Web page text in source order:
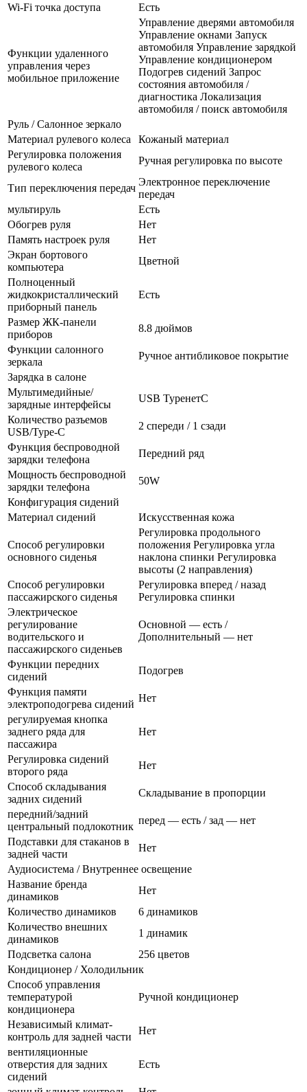
Wi-Fi точка доступа
Есть
Функции удаленного
управления через
мобильное приложение
Управление дверями автомобиля
Управление окнами Запуск
автомобиля Управление зарядкой
Управление кондиционером
Подогрев сидений Запрос
состояния автомобиля /
диагностика Локализация
автомобиля / поиск автомобиля
Руль / Салонное зеркало
Материал рулевого колеса
Кожаный материал
Регулировка положения
рулевого колеса
Ручная регулировка по высоте
Тип переключения передач
Электронное переключение
передач
мультируль
Есть
Обогрев руля
Нет
Память настроек руля
Нет
Экран бортового
компьютера
Цветной
Полноценный
жидкокристаллический
приборный панель
Есть
Размер ЖК-панели
приборов
8.8 дюймов
Функции салонного
зеркала
Ручное антибликовое покрытие
Зарядка в салоне
Мультимедийные/
зарядные интерфейсы
USB TypeнетC
Количество разъемов
USB/Type-C
2 спереди / 1 сзади
Функция беспроводной
зарядки телефона
Передний ряд
Мощность беспроводной
зарядки телефона
50W
Конфигурация сидений
Материал сидений
Искусственная кожа
Способ регулировки
основного сиденья
Регулировка продольного
положения Регулировка угла
наклона спинки Регулировка
высоты (2 направления)
Способ регулировки
пассажирского сиденья
Регулировка вперед / назад
Регулировка спинки
Электрическое
регулирование
водительского и
пассажирского сиденьев
Основной — есть /
Дополнительный — нет
Функции передних
сидений
Подогрев
Функция памяти
электроподогрева сидений
Нет
регулируемая кнопка
заднего ряда для
пассажира
Нет
Регулировка сидений
второго ряда
Нет
Способ складывания
задних сидений
Складывание в пропорции
передний/задний
центральный подлокотник
перед — есть / зад — нет
Подставки для стаканов в
задней части
Нет
Аудиосистема / Внутреннее освещение
Название бренда
динамиков
Нет
Количество динамиков
6 динамиков
Количество внешних
динамиков
1 динамик
Подсветка салона
256 цветов
Кондиционер / Холодильник
Способ управления
температурой
кондиционера
Ручной кондиционер
Независимый климат-
контроль для задней части
Нет
вентиляционные
отверстия для задних
сидений
Есть